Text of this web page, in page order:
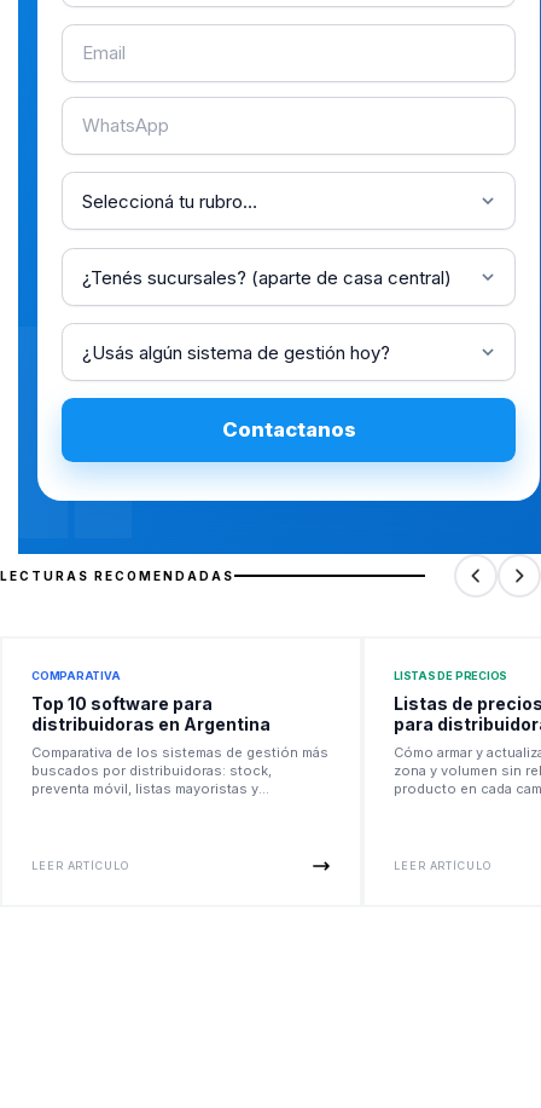
li
Email
WhatsApp
Rubro
Sistema de gestión actual
Contactanos
LECTURAS RECOMENDADAS
COMPARATIVA
Top 10 software para
distribuidoras en Argentina
Comparativa de los sistemas de gestión más
buscados por distribuidoras: stock,
preventa móvil, listas mayoristas y
LEER ARTÍCULO
LISTAS DE PRECIOS
Listas de
para
Cómo armar y
zona y volumen sin
producto en cada
LEER ARTÍCULO